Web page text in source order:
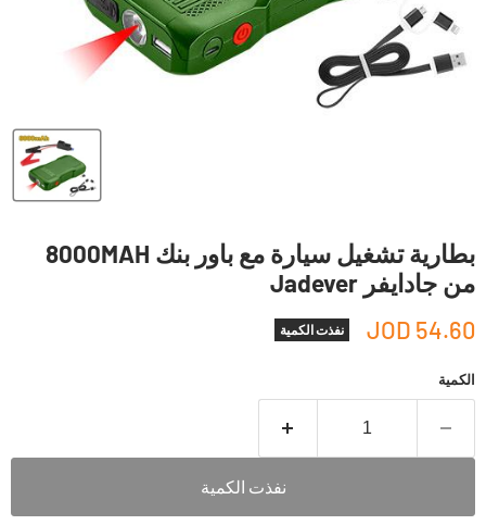
بطارية تشغيل سيارة مع باور بنك 8000MAH
من جادايفر Jadever
54.60 JOD نفذت الكمية
الكمية
نفذت الكمية